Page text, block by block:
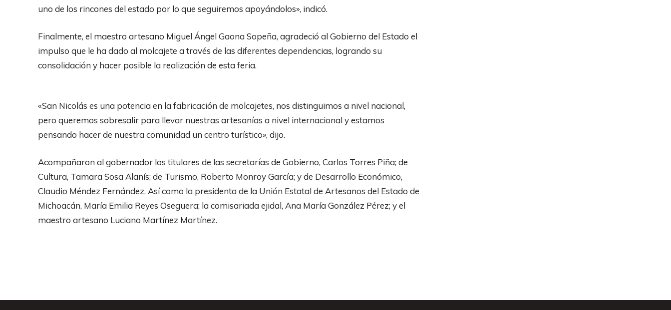
uno de los rincones del estado por lo que seguiremos apoyándolos», indicó.
Finalmente, el maestro artesano Miguel Ángel Gaona Sopeña, agradeció al Gobierno del Estado el
impulso que le ha dado al molcajete a través de las diferentes dependencias, logrando su
consolidación y hacer posible la realización de esta feria.
«San Nicolás es una potencia en la fabricación de molcajetes, nos distinguimos a nivel nacional,
pero queremos sobresalir para llevar nuestras artesanías a nivel internacional y estamos
pensando hacer de nuestra comunidad un centro turístico», dijo.
Acompañaron al gobernador los titulares de las secretarías de Gobierno, Carlos Torres Piña; de
Cultura, Tamara Sosa Alanís; de Turismo, Roberto Monroy García; y de Desarrollo Económico,
Claudio Méndez Fernández. Así como la presidenta de la Unión Estatal de Artesanos del Estado de
Michoacán, María Emilia Reyes Oseguera; la comisariada ejidal, Ana María González Pérez; y el
maestro artesano Luciano Martínez Martínez.